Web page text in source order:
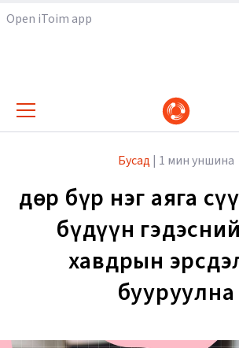
Open iToim app
Бусад | 1 мин уншина
Өдөр бүр нэг аяга
бүдүүн
хавдрын
бууруулна